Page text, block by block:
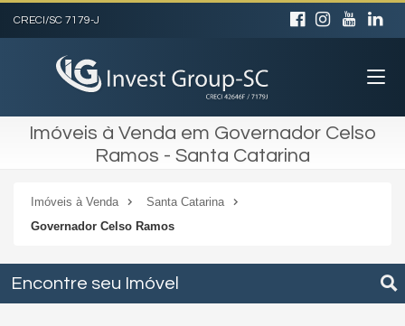
CRECI/SC 7179-J
Imóveis à Venda em Governador Celso
Ramos - Santa Catarina
Imóveis à Venda
Santa Catarina
Governador Celso Ramos
Encontre seu Imóvel